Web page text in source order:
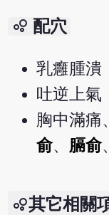
bubble_chart 配穴
乳癰腫潰
吐逆上氣
胸中滿痛
俞、 膈俞、
其它相關